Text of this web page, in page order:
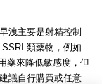
洩主要是射精控制
類藥物，例如
藥來降低敏感度，但
議自行購買或任意